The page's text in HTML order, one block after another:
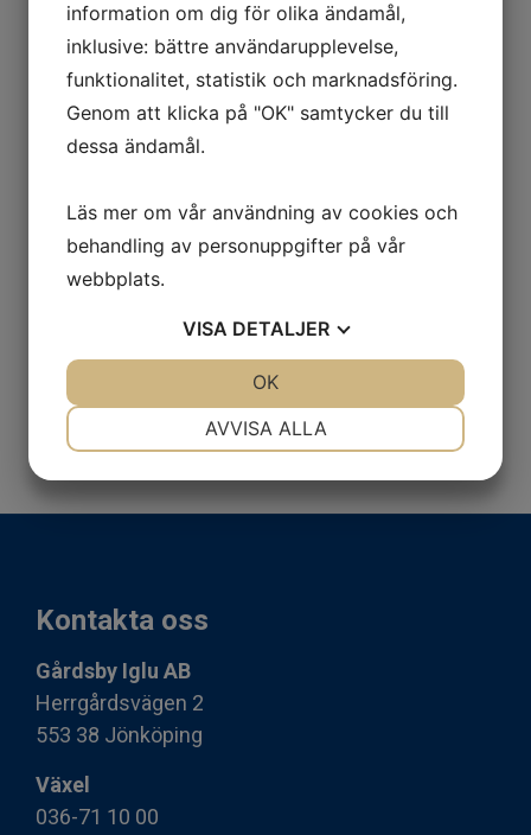
EimiWash - Diskmaskin för
napphinkar
med en knapptryckning. EimiWash sätter
nya standarder för rengöring av hinkar.
Kontakta oss
Gårdsby Iglu AB
Herrgårdsvägen 2
553 38 Jönköping
Växel
036-71 10 00
information om dig för olika ändamål,
inklusive: bättre användarupplevelse,
funktionalitet, statistik och marknadsföring.
Genom att klicka på "OK" samtycker du till
dessa ändamål.
Läs mer om vår användning av cookies och
behandling av personuppgifter på vår
webbplats.
VISA DETALJER
AVVISA ALLA
OK